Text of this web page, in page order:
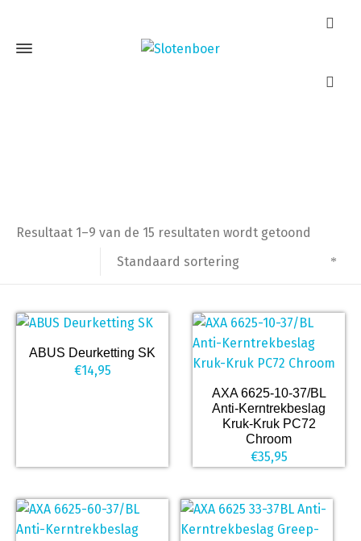
Resultaat 1–9 van de 15 resultaten wordt getoond
Standaard sortering
ABUS Deurketting SK
€14,95
AXA 6625-10-37/BL
Anti-Kerntrekbeslag
Kruk-Kruk PC72
Chroom
€35,95